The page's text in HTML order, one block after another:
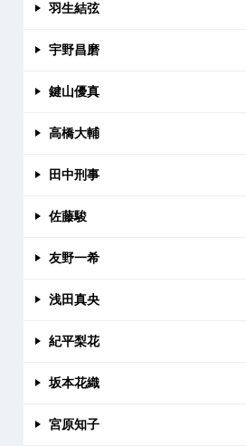
羽生結弦
宇野昌磨
鍵山優真
高橋大輔
田中刑事
佐藤駿
友野一希
浅田真央
紀平梨花
坂本花織
宮原知子